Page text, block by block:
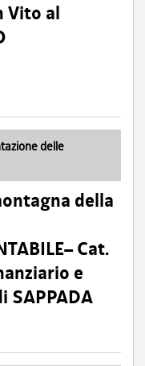
Vito al
delle
della
Cat.
e
SAPPADA